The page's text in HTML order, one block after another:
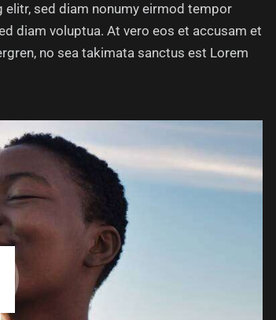
sed diam nonumy eirmod tempor
diam voluptua. At vero eos et accusam et
no sea takimata sanctus est Lorem